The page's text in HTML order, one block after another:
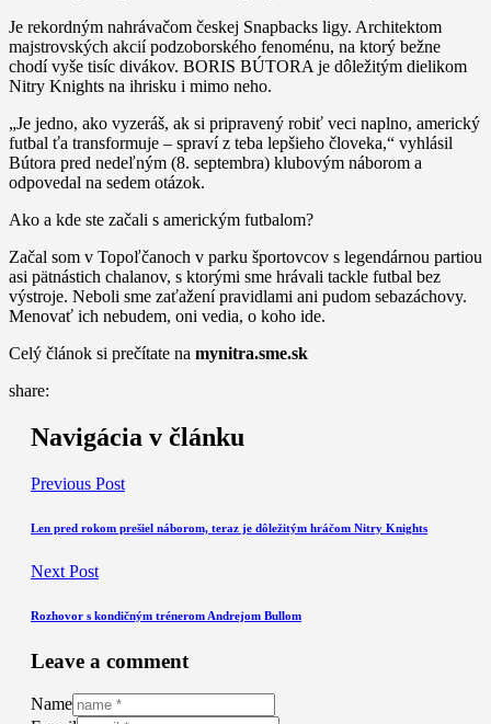
Je rekordným nahrávačom českej Snapbacks ligy. Architektom
majstrovských akcií podzoborského fenoménu, na ktorý bežne
chodí vyše tisíc divákov. BORIS BÚTORA je dôležitým dielikom
Nitry Knights na ihrisku i mimo neho.
„Je jedno, ako vyzeráš, ak si pripravený robiť veci naplno, americký
futbal ťa transformuje – spraví z teba lepšieho človeka,“ vyhlásil
Bútora pred nedeľným (8. septembra) klubovým náborom a
odpovedal na sedem otázok.
Ako a kde ste začali s americkým futbalom?
Začal som v Topoľčanoch v parku športovcov s legendárnou partiou
asi pätnástich chalanov, s ktorými sme hrávali tackle futbal bez
výstroje. Neboli sme zaťažení pravidlami ani pudom sebazáchovy.
Menovať ich nebudem, oni vedia, o koho ide.
Celý článok si prečítate na mynitra.sme.sk
share:
Navigácia v článku
Previous Post
Len pred rokom prešiel náborom, teraz je dôležitým hráčom Nitry Knights
Next Post
Rozhovor s kondičným trénerom Andrejom Bullom
Leave a comment
Name